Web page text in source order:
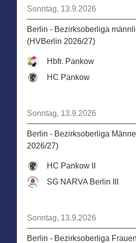
Sonntag, 13.9.2026
Berlin - Bezirksoberliga
(HVBerlin 2026/27)
Hbfr. Pankow
HC Pankow
Sonntag, 13.9.2026
Berlin - Bezirksoberliga
2026/27)
HC Pankow II
SG NARVA Berlin III
Sonntag, 13.9.2026
Berlin - Bezirksoberliga